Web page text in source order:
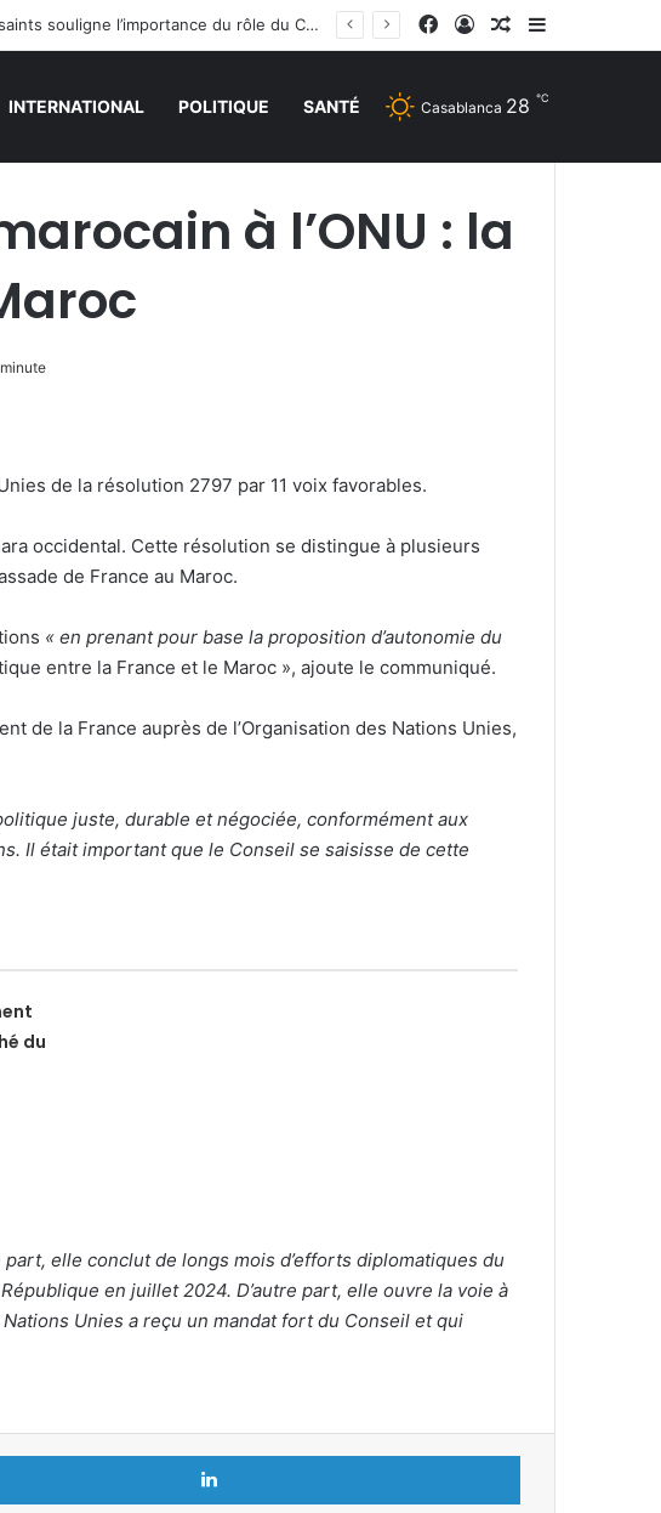
La réunion ministérielle à Amman sur le soutien à Al-Qods et ses lieux saints souligne l’importance du rôle du Comité Al Qods présidé par SM le Roi Facebook
Connexion
Article Aléatoire
Sidebar
INTERNATIONAL POLITIQUE SANTÉ Casablanca 28 ℃
à l’ONU : la
de la résolution 2797 par 11 voix favorables.
occidental. Cette résolution se distingue à plusieurs
de France au Maroc.
« en prenant pour base la proposition d’autonomie du
entre la France et le Maroc », ajoute le communiqué.
de la France auprès de l’Organisation des Nations Unies,
juste, durable et négociée, conformément aux
Il était important que le Conseil se saisisse de cette
du
elle conclut de longs mois d’efforts diplomatiques du
en juillet 2024. D’autre part, elle ouvre la voie à
Unies a reçu un mandat fort du Conseil et qui
Linkedin